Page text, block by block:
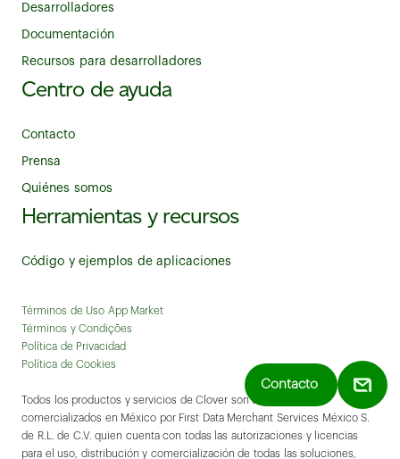
Contacto
Desarrolladores
Documentación
Recursos para desarrolladores
Centro de ayuda
Contacto
Prensa
Quiénes somos
Herramientas y recursos
Código y ejemplos de aplicaciones
Términos de Uso App Market
Términos y Condições
Política de Privacidad
Política de Cookies
Todos los productos y servicios de Clover son ofrecidos y
comercializados en México por First Data Merchant Services México S.
de R.L. de C.V. quien cuenta con todas las autorizaciones y licencias
para el uso, distribución y comercialización de todas las soluciones,